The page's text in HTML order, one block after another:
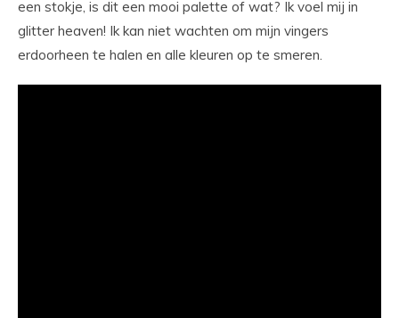
een stokje, is dit een mooi palette of wat? Ik voel mij in
glitter heaven! Ik kan niet wachten om mijn vingers
erdoorheen te halen en alle kleuren op te smeren.